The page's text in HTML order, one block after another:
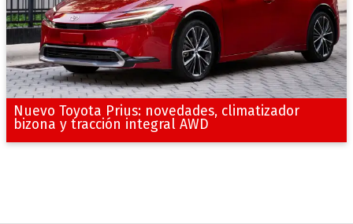
Nuevo Toyota Prius: novedades, climatizador
bizona y tracción integral AWD